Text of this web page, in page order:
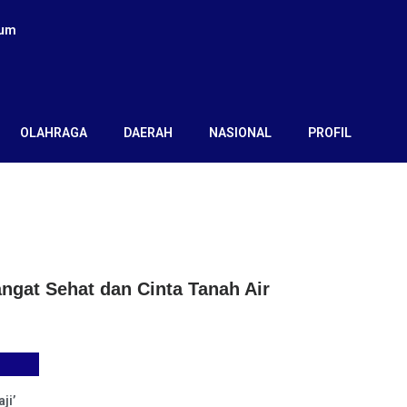
OLAHRAGA DAERAH NASIONAL PROFIL
Sehat dan Cinta Tanah Air